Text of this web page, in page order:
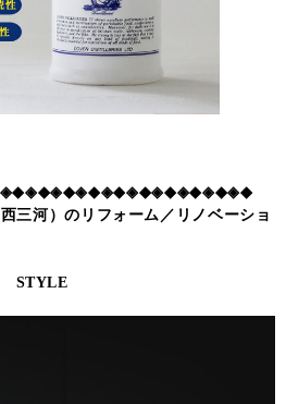
三河）のリフォーム／リノベーショ
STYLE